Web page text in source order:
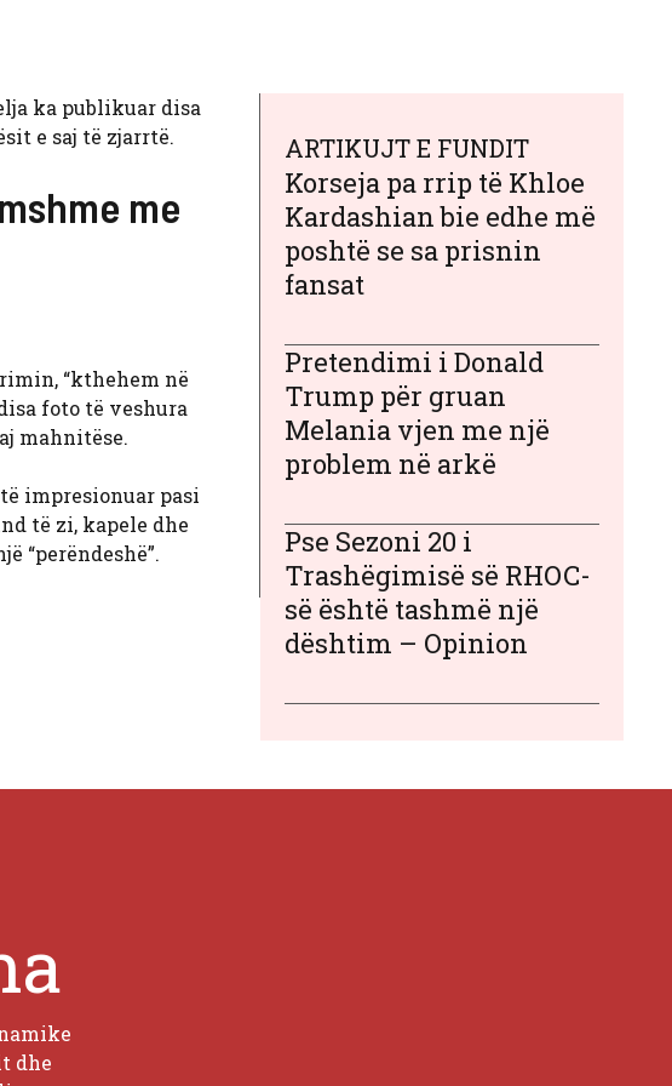
ka publikuar disa
e saj të zjarrtë.
me
“kthehem në
foto të veshura
mahnitëse.
impresionuar pasi
të zi, kapele dhe
“perëndeshë”.
ARTIKUJT E FUNDIT
Korseja pa rrip të Khloe
Kardashian bie edhe më
poshtë se sa prisnin
fansat
Pretendimi i Donald
Trump për gruan
Melania vjen me një
problem në arkë
Pse Sezoni 20 i
Trashëgimisë së RHOC-
së është tashmë një
dështim – Opinion
dhe